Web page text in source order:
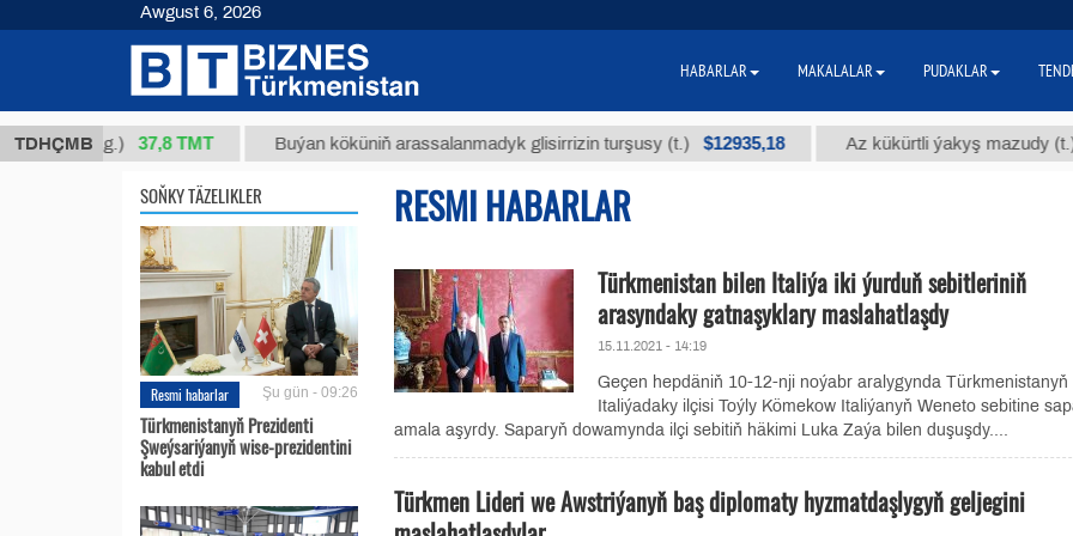
TDHÇMB
1 (kg.) 37,8 ТМТ Buýan köküniň arassalanmadyk glisirrizin turşusy (t.) $12935,18 Az kükürtli ýakyş mazudy (t.)
SOŇKY TÄZELIKLER
Resmi habarlar Şu gün - 09:26
Türkmenistanyň Prezidenti
Şweýsariýanyň wise-prezidentini
kabul etdi
RESMI HABARLAR
Türkmenistan bilen Italiýa iki ýurduň sebitleriniň
arasyndaky gatnaşyklary maslahatlaşdy
15.11.2021 - 14:19
Geçen hepdäniň 10-12-nji noýabr aralygynda Türkmenistanyň
Italiýadaky ilçisi Toýly Kömekow Italiýanyň Weneto sebitine
amala aşyrdy. Saparyň dowamynda ilçi sebitiň häkimi Luka Zaýa bilen duşuşdy....
Türkmen Lideri we Awstriýanyň baş diplomaty hyzmatdaşlygyň geljegini
Awgust 6, 2026
HABARLAR MAKALALAR PUDAKLAR